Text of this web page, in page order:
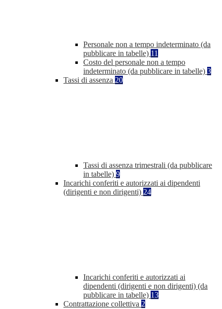
Personale non a tempo indeterminato (da
pubblicare in tabelle) 11
Costo del personale non a tempo
indeterminato (da pubblicare in tabelle) 3
Tassi di assenza 20
Tassi di assenza trimestrali (da pubblicare
in tabelle) 9
Incarichi conferiti e autorizzati ai dipendenti
(dirigenti e non dirigenti) 24
Incarichi conferiti e autorizzati ai
dipendenti (dirigenti e non dirigenti) (da
pubblicare in tabelle) 13
Contrattazione collettiva 2